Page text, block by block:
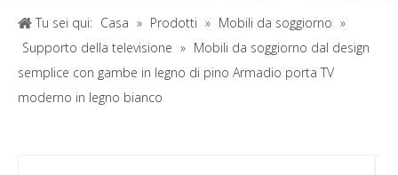
Tu sei qui: Casa » Prodotti » Mobili da soggiorno »
Supporto della televisione » Mobili da soggiorno dal design
semplice con gambe in legno di pino Armadio porta TV
moderno in legno bianco